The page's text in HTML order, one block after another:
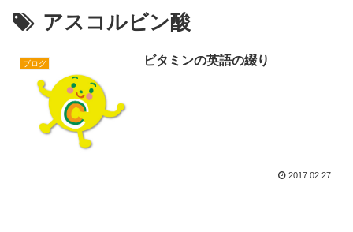
アスコルビン酸
ブログ ビタミンの英語の綴り
2017.02.27